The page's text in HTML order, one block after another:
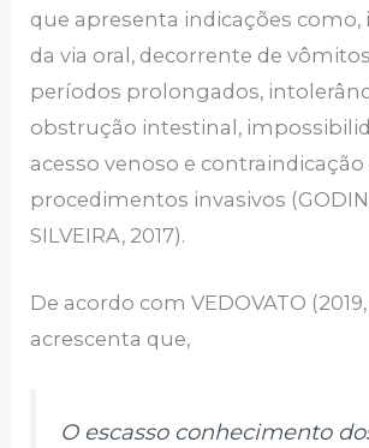
que apresenta indicações como,
da via oral, decorrente de
períodos prolongados,
obstrução intestinal,
acesso venoso e contraindicação
procedimentos invasivos
SILVEIRA, 2017).
De acordo com VEDOVATO (2019,
acrescenta que,
O escasso conhecimento